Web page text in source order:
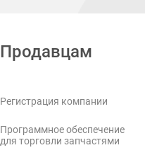
Продавцам
Регистрация компании
Программное обеспечение
для торговли запчастями